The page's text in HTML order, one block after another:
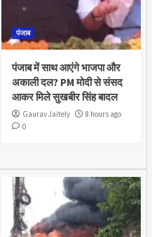
पंजाब
पंजाब में साथ आएंगे भाजपा और
अकाली दल? PM मोदी से संसद
आकर मिले सुखबीर सिंह बादल
Gaurav Jaitely
8 hours ago
0